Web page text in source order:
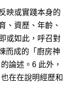
映或實踐本身的
、資歷、年齡、
或如此，呼召對
而成的「廚房神
論述。6 此外，
在在說明經歷和